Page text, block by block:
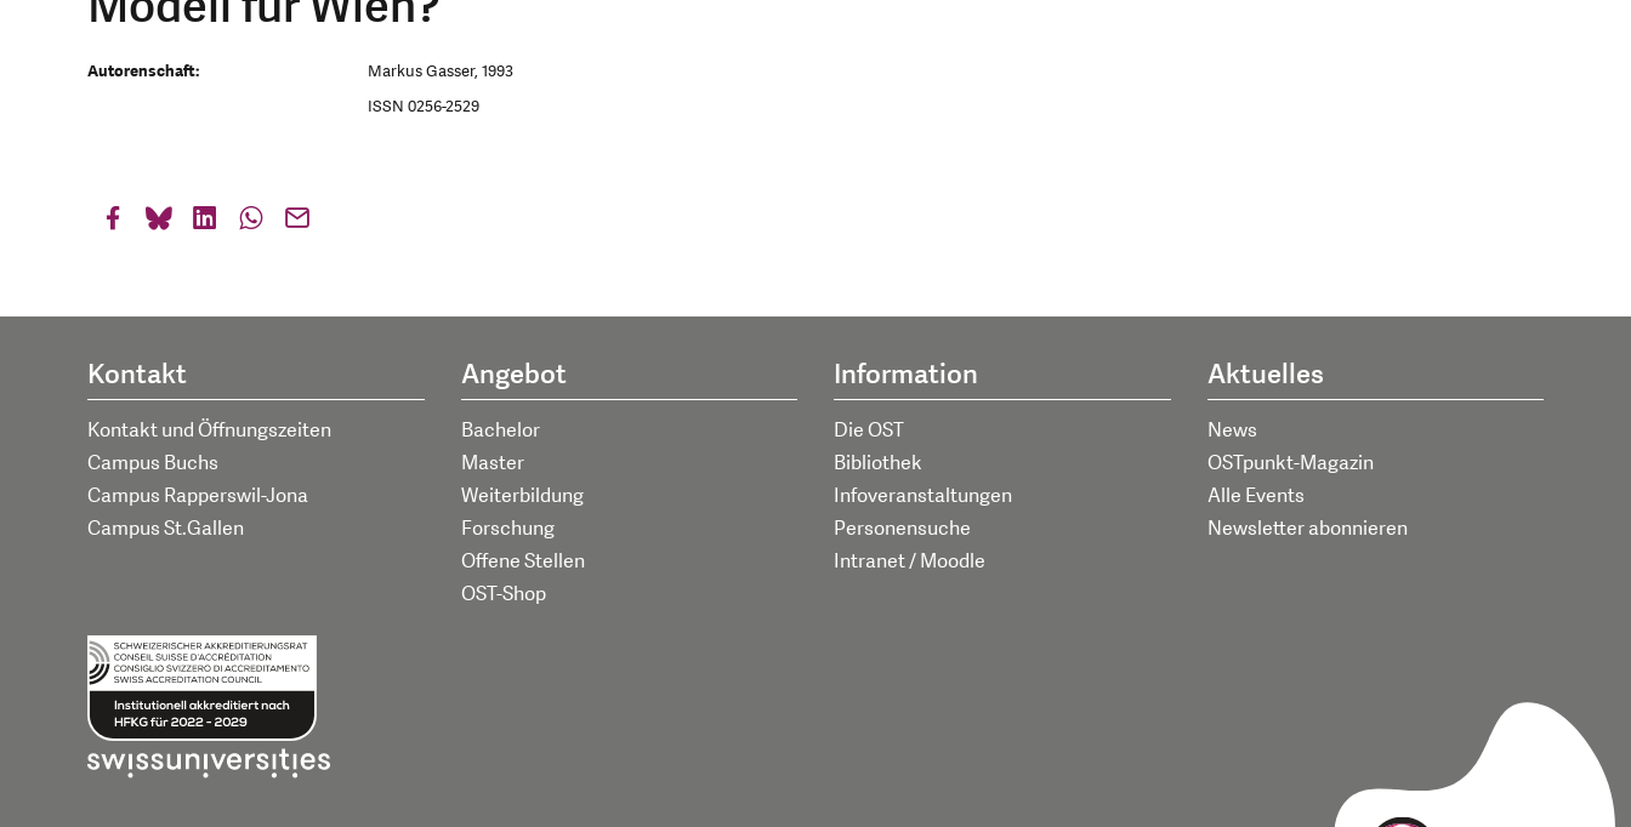
Autorenschaft:
Markus Gasser, 1993
ISSN 0256-2529
Kontakt
Kontakt und Öffnungszeiten
Campus Buchs
Campus Rapperswil-Jona
Campus St.Gallen
Angebot
Bachelor
Master
Weiterbildung
Forschung
Offene Stellen
OST-Shop
Information
Die OST
Bibliothek
Infoveranstaltungen
Personensuche
Intranet / Moodle
Aktuelles
News
OSTpunkt-Magazin
Alle Events
Newsletter abonnieren